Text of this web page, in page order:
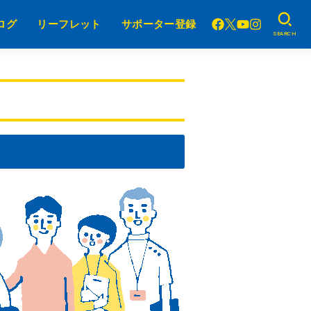
グ リーフレット サポーター登録
SEARCH